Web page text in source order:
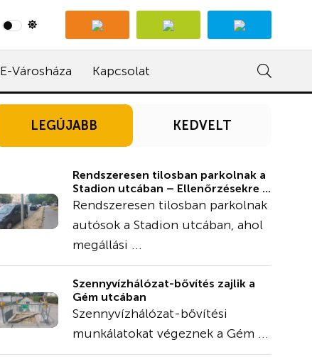
E-Városháza Kapcsolat
LEGÚJABB KEDVELT
Rendszeresen tilosban parkolnak a
Stadion utcában – Ellenőrzésekre ...
Rendszeresen tilosban parkolnak
autósok a Stadion utcában, ahol
megállási ...
Szennyvízhálózat-bővítés zajlik a
Gém utcában
Szennyvízhálózat-bővítési
munkálatokat végeznek a Gém ...